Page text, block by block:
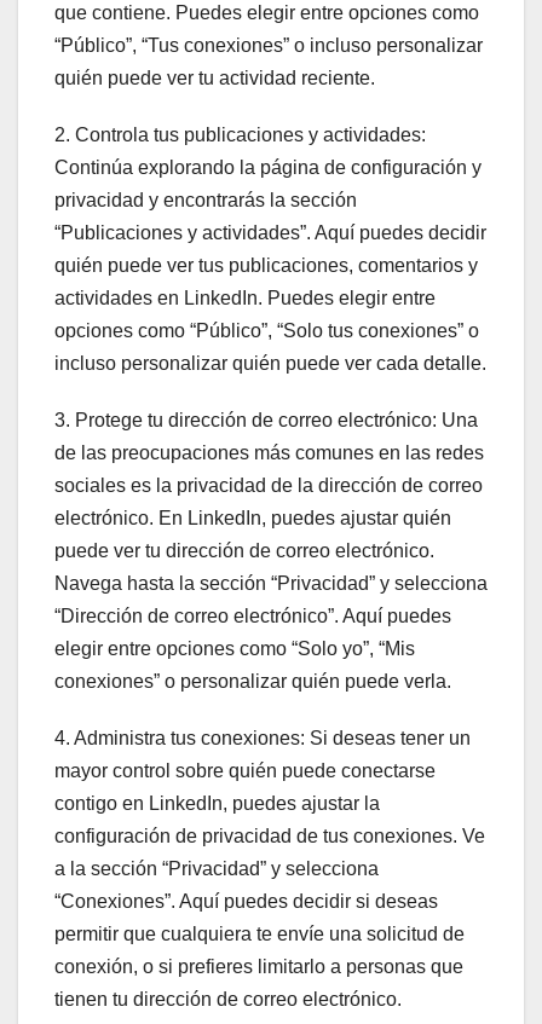
que contiene. Puedes elegir entre opciones como
“Público”, “Tus conexiones” o incluso personalizar
quién puede ver tu actividad reciente.
2. Controla tus publicaciones y actividades:
Continúa explorando la página de configuración y
privacidad y encontrarás la sección
“Publicaciones y actividades”. Aquí puedes decidir
quién puede ver tus publicaciones, comentarios y
actividades en LinkedIn. Puedes elegir entre
opciones como “Público”, “Solo tus conexiones” o
incluso personalizar quién puede ver cada detalle.
3. Protege tu dirección de correo electrónico: Una
de las preocupaciones más comunes en las redes
sociales es la privacidad de la dirección de correo
electrónico. En LinkedIn, puedes ajustar quién
puede ver tu dirección de correo electrónico.
Navega hasta la sección “Privacidad” y selecciona
“Dirección de correo electrónico”. Aquí puedes
elegir entre opciones como “Solo yo”, “Mis
conexiones” o personalizar quién puede verla.
4. Administra tus conexiones: Si deseas tener un
mayor control sobre quién puede conectarse
contigo en LinkedIn, puedes ajustar la
configuración de privacidad de tus conexiones. Ve
a la sección “Privacidad” y selecciona
“Conexiones”. Aquí puedes decidir si deseas
permitir que cualquiera te envíe una solicitud de
conexión, o si prefieres limitarlo a personas que
tienen tu dirección de correo electrónico.